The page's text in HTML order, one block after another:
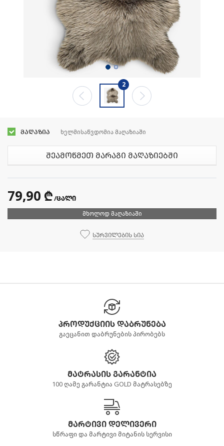
2
მაღაზია ხელმისაწვდომია მაღაზიაში
შეამოწმეთ მარაგი მაღაზიებში
79,90 ₾ /ცალი
მხოლოდ მაღაზიაში
სურვილების სია
პროდუქციის დაბრუნება
გაეცანით დაბრუნების პირობებს
მატრასის გარანტია
100 ღამე გარანტია GOLD მატრასებზე
მარტივი დელივერი
სწრაფი და მარტივი მიტანის სერვისი